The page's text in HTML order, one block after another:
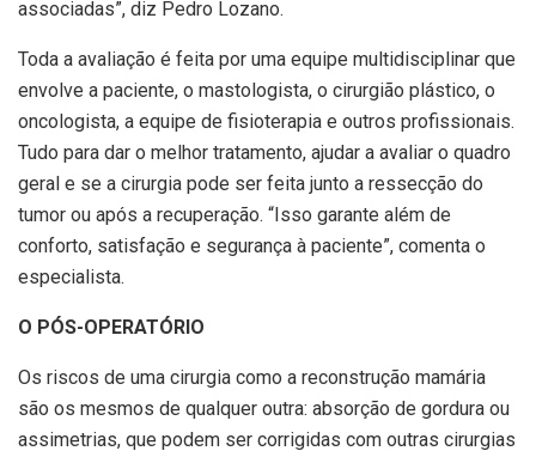
associadas”, diz Pedro Lozano.
Toda a avaliação é feita por uma equipe multidisciplinar que
envolve a paciente, o mastologista, o cirurgião plástico, o
oncologista, a equipe de fisioterapia e outros profissionais.
Tudo para dar o melhor tratamento, ajudar a avaliar o quadro
geral e se a cirurgia pode ser feita junto a ressecção do
tumor ou após a recuperação. “Isso garante além de
conforto, satisfação e segurança à paciente”, comenta o
especialista.
O PÓS-OPERATÓRIO
Os riscos de uma cirurgia como a reconstrução mamária
são os mesmos de qualquer outra: absorção de gordura ou
assimetrias, que podem ser corrigidas com outras cirurgias